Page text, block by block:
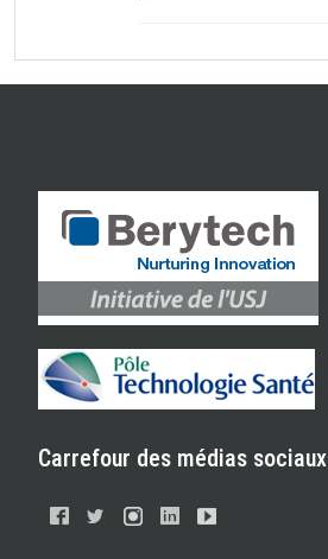
Carrefour des médias sociaux